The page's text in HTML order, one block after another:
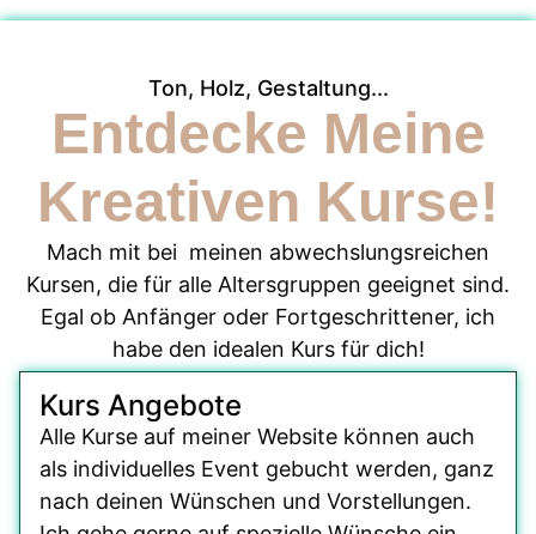
Ton, Holz, Gestaltung...
Entdecke Meine
Kreativen Kurse!
Mach mit bei meinen abwechslungsreichen
Kursen, die für alle Altersgruppen geeignet sind.
Egal ob Anfänger oder Fortgeschrittener, ich
habe den idealen Kurs für dich!
Kurs Angebote
Alle Kurse auf meiner Website können auch
als individuelles Event gebucht werden, ganz
nach deinen Wünschen und Vorstellungen.